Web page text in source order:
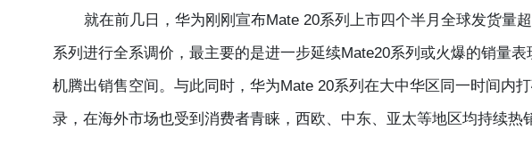
就在前几日，华为刚刚宣布Mate 20系列上市四个半月全球发货量
系列进行全系调价，最主要的是进一步延续Mate20系列或火爆的销量
机腾出销售空间。与此同时，华为Mate 20系列在大中华区同一时间内
录，在海外市场也受到消费者青睐，西欧、中东、亚太等地区均持续热